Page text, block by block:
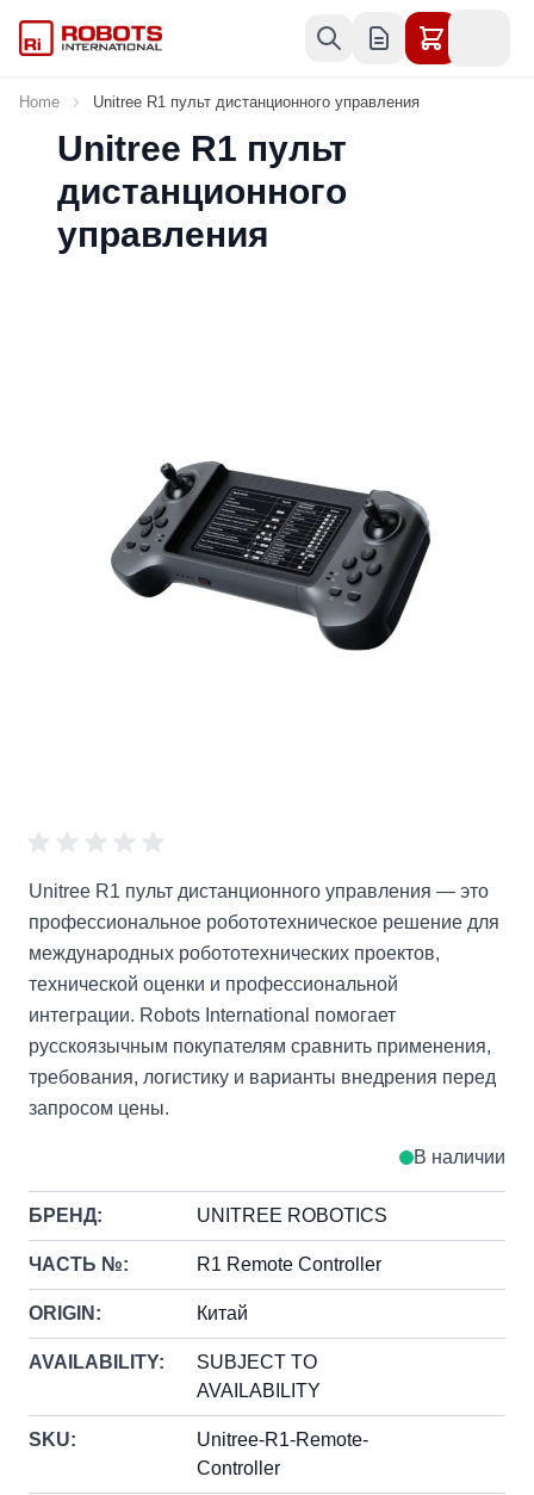
Home Unitree R1 пульт дистанционного управления
Unitree R1 пульт
дистанционного
управления
Unitree R1 пульт дистанционного управления — это
профессиональное робототехническое решение для
международных робототехнических проектов,
технической оценки и профессиональной
интеграции. Robots International помогает
русскоязычным покупателям сравнить применения,
требования, логистику и варианты внедрения перед
запросом цены.
В наличии
БРЕНД: UNITREE ROBOTICS
ЧАСТЬ №: R1 Remote Controller
ORIGIN: Китай
AVAILABILITY:
SUBJECT TO
AVAILABILITY
SKU:
Unitree-R1-Remote-
Controller